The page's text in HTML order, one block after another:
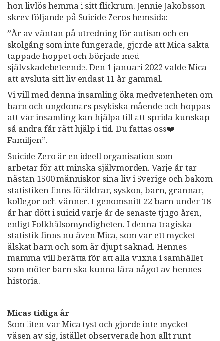
hon livlös hemma i sitt flickrum. Jennie Jakobsson
skrev följande på Suicide Zeros hemsida:
”År av väntan på utredning för autism och en
skolgång som inte fungerade, gjorde att Mica sakta
tappade hoppet och började med
självskadebeteende. Den 1 januari 2022 valde Mica
att avsluta sitt liv endast 11 år gammal.
Vi vill med denna insamling öka medvetenheten om
barn och ungdomars psykiska mående och hoppas
att vår insamling kan hjälpa till att sprida kunskap
så andra får rätt hjälp i tid. Du fattas oss❤️
Familjen”.
Suicide Zero är en ideell organisation som
arbetar för att minska självmorden. Varje år tar
nästan 1500 människor sina liv i Sverige och bakom
statistiken finns föräldrar, syskon, barn, grannar,
kollegor och vänner. I genomsnitt 22 barn under 18
år har dött i suicid varje år de senaste tjugo åren,
enligt Folkhälsomyndigheten. I denna tragiska
statistik finns nu även Mica, som var ett mycket
älskat barn och som är djupt saknad. Hennes
mamma vill berätta för att alla vuxna i samhället
som möter barn ska kunna lära något av hennes
historia.
Micas tidiga år
Som liten var Mica tyst och gjorde inte mycket
väsen av sig, istället observerade hon allt runt